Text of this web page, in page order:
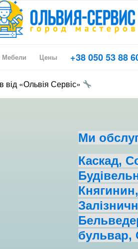
Мебели Цены +38 050 53 88
від «Ольвія Сервіс»
Ми
Каскад,
бульвар,